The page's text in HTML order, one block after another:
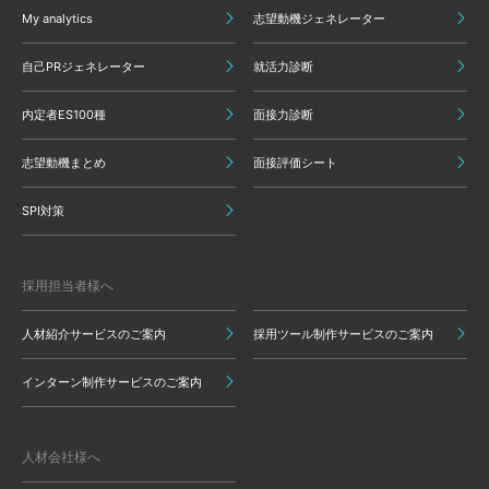
My analytics 志望動機ジェネレーター
自己PRジェネレーター 就活力診断
内定者ES100種 面接力診断
志望動機まとめ 面接評価シート
SPI対策
採用担当者様へ
人材紹介サービスのご案内 採用ツール制作サービスのご案内
インターン制作サービスのご案内
人材会社様へ